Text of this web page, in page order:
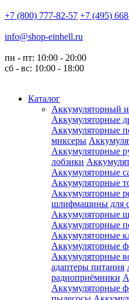
+7 (800) 777-82-57 +7 (495)
info@shop-einhell.ru
пн - пт: 10:00 - 20:00
сб - вс: 10:00 - 18:00
Каталог
Аккумуляторный
Аккумуляторные
Аккумуляторные
миксеры
Аккумуляторные
лобзики
Аккумуляторные
Аккумуляторные
Аккумуляторные
шлифмашины для
Аккумуляторные
Аккумуляторные
Аккумуляторные
Аккумуляторные
Аккумуляторные
адаптеры питания
радиоприёмники
Аккумуляторные